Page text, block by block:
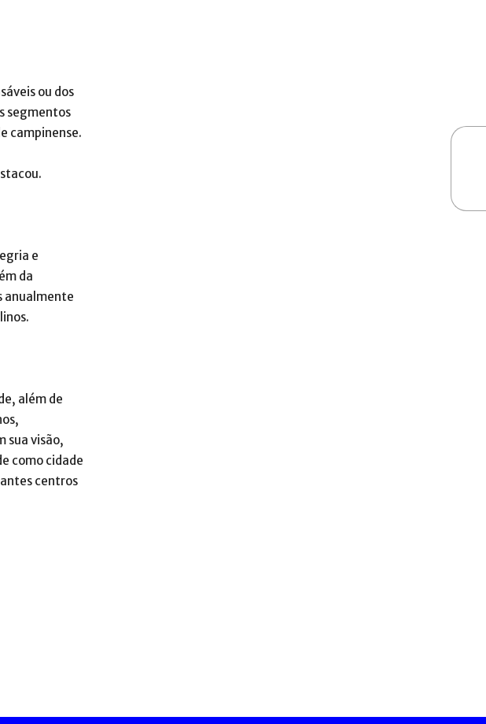
ou dos
segmentos
campinense.
e
da
anualmente
além de
sua visão,
como cidade
centros